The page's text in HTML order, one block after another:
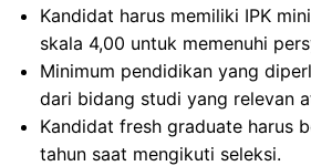
Kandidat harus memiliki IPK
skala 4,00 untuk memenuhi
Minimum pendidikan yang
dari bidang studi yang relevan
Kandidat fresh graduate harus
tahun saat mengikuti seleksi.